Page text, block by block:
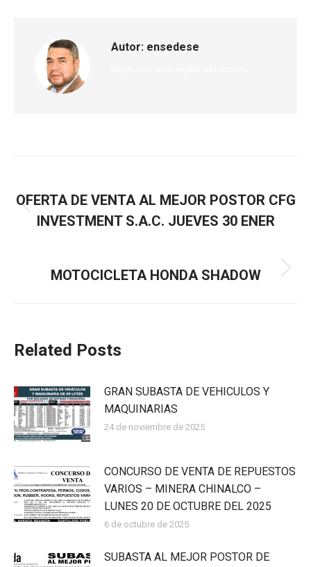
Autor: ensedese
OFERTA DE VENTA AL MEJOR POSTOR CFG
INVESTMENT S.A.C. JUEVES 30 ENER
MOTOCICLETA HONDA SHADOW
Related Posts
GRAN SUBASTA DE VEHICULOS Y
MAQUINARIAS
24 de noviembre de 2025
CONCURSO DE VENTA DE REPUESTOS
VARIOS – MINERA CHINALCO –
LUNES 20 DE OCTUBRE DEL 2025
6 de octubre de 2025
SUBASTA AL MEJOR POSTOR DE